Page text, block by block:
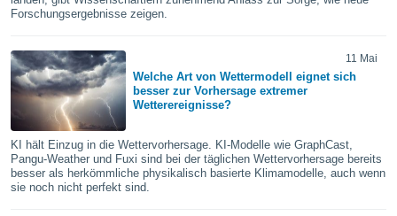
die
auf die
und
davon, ob
Forschungsergebnisse zeigen.
11 Mai
Welche Art von Wettermodell eignet sich
besser zur Vorhersage extremer
Wetterereignisse?
KI hält Einzug in die Wettervorhersage. KI-Modelle wie GraphCast,
Pangu-Weather und Fuxi sind bei der täglichen Wettervorhersage bereits
besser als herkömmliche physikalisch basierte Klimamodelle, auch wenn
sie noch nicht perfekt sind.